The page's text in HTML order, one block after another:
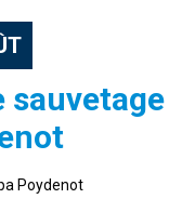
sauvetage
Poydenot